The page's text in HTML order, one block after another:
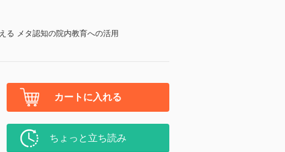
る メタ認知の院内教育への活用
カートに入れる
ちょっと立ち読み